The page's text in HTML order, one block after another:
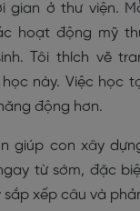
gian ở thư viện.
hoạt động mỹ
Tôi thích vẽ
này. Việc học
động hơn.
giúp con xây
từ sớm, đặc
sắp xếp câu và